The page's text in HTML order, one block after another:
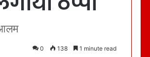
0 138 1 minute read